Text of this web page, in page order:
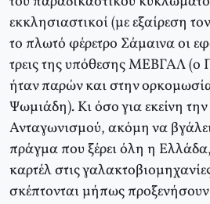
εκκλησιαστικοί (με εξαίρεση
το πλωτό φέρετρο Σάμαινα οι
τρεις της υπόθεσης ΜΕΒΓΑΛ (ο
ήταν παρών και στην
Ψωμιάδη). Κι όσο για εκείνη
Ανταγωνισμού, ακόμη να
πράγμα που ξέρει όλη η
καρτέλ στις
σκέπτονται μήπως